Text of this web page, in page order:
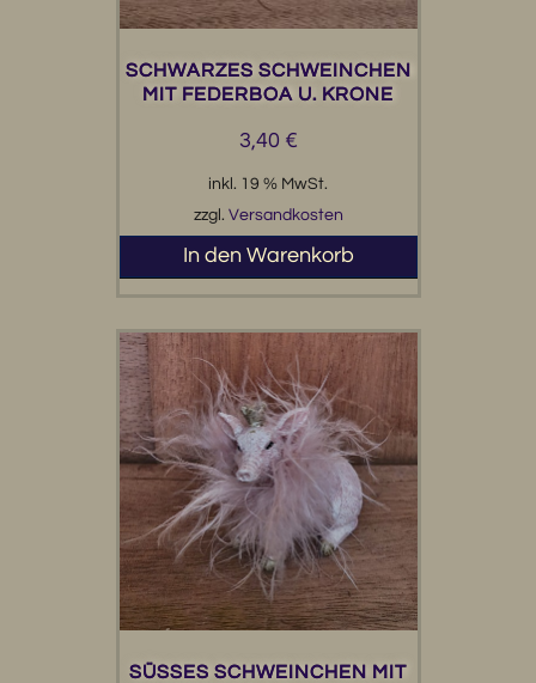
SCHWARZES SCHWEINCHEN
MIT FEDERBOA U. KRONE
3,40 €
inkl. 19 % MwSt.
zzgl. Versandkosten
In den Warenkorb
SÜSSES SCHWEINCHEN MIT F